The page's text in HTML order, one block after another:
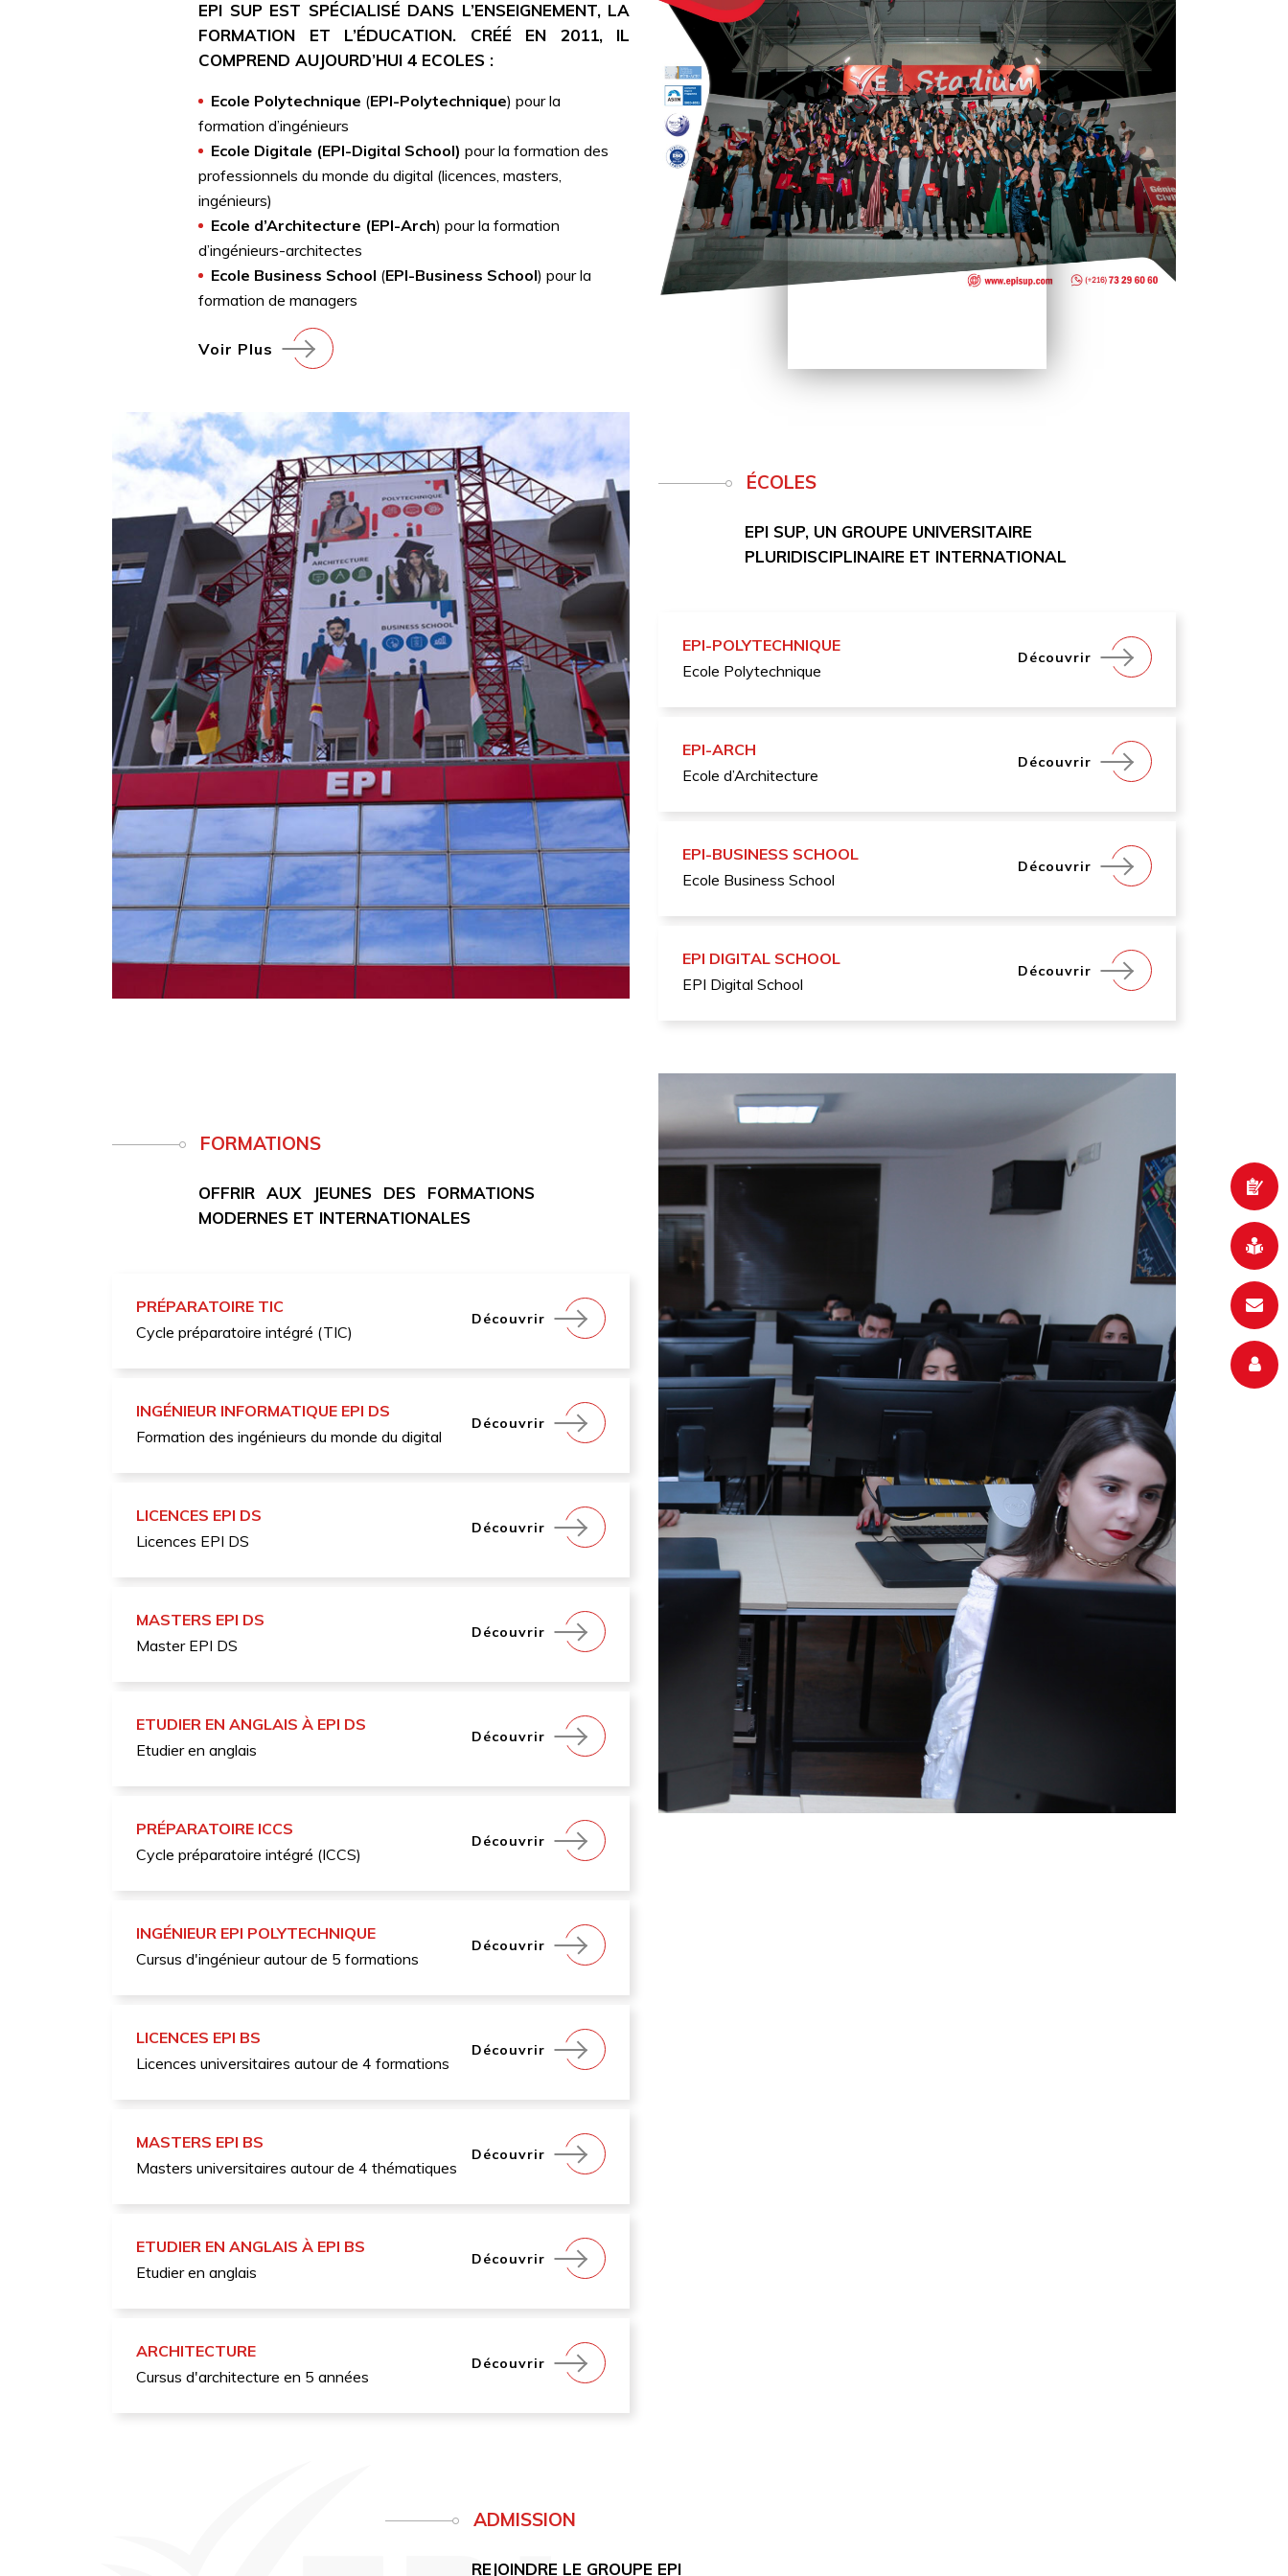
EPI SUP EST SPÉCIALISÉ DANS L’ENSEIGNEMENT, LA
FORMATION ET L’ÉDUCATION. CRÉÉ EN 2011, IL
COMPREND AUJOURD’HUI 4 ECOLES :
Ecole Polytechnique (EPI-Polytechnique) pour la
formation d’ingénieurs
Ecole Digitale (EPI-Digital School) pour la formation des
professionnels du monde du digital (licences, masters,
ingénieurs)
Ecole d’Architecture (EPI-Arch) pour la formation
d’ingénieurs-architectes
Ecole Business School (EPI-Business School) pour la
formation de managers
Voir Plus
ÉCOLES
EPI SUP, UN GROUPE UNIVERSITAIRE
PLURIDISCIPLINAIRE ET INTERNATIONAL
EPI-POLYTECHNIQUE
Ecole Polytechnique
Découvrir
EPI-ARCH
Ecole d’Architecture
Découvrir
EPI-BUSINESS SCHOOL
Ecole Business School
Découvrir
EPI DIGITAL SCHOOL
EPI Digital School
Découvrir
FORMATIONS
OFFRIR AUX JEUNES DES FORMATIONS
MODERNES ET INTERNATIONALES
PRÉPARATOIRE TIC
Cycle préparatoire intégré (TIC)
Découvrir
INGÉNIEUR INFORMATIQUE EPI DS
Formation des ingénieurs du monde du digital
Découvrir
LICENCES EPI DS
Licences EPI DS
Découvrir
MASTERS EPI DS
Master EPI DS
Découvrir
ETUDIER EN ANGLAIS À EPI DS
Etudier en anglais
Découvrir
PRÉPARATOIRE ICCS
Cycle préparatoire intégré (ICCS)
Découvrir
INGÉNIEUR EPI POLYTECHNIQUE
Cursus d'ingénieur autour de 5 formations
Découvrir
LICENCES EPI BS
Licences universitaires autour de 4 formations
Découvrir
MASTERS EPI BS
Masters universitaires autour de 4 thématiques
Découvrir
ETUDIER EN ANGLAIS À EPI BS
Etudier en anglais
Découvrir
ARCHITECTURE
Cursus d'architecture en 5 années
Découvrir
ADMISSION
REJOINDRE LE GROUPE EPI